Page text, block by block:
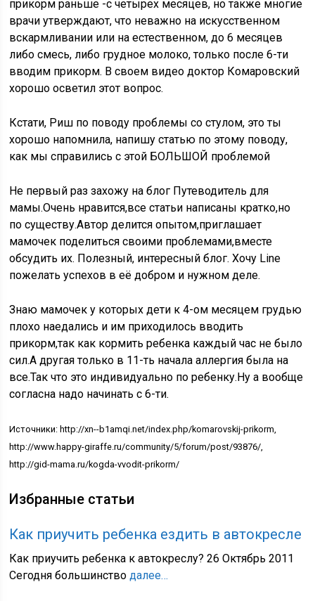
прикорм раньше -с четырех месяцев, но также многие
врачи утверждают, что неважно на искусственном
вскармливании или на естественном, до 6 месяцев
либо смесь, либо грудное молоко, только после 6-ти
вводим прикорм. В своем видео доктор Комаровский
хорошо осветил этот вопрос.
Кстати, Риш по поводу проблемы со стулом, это ты
хорошо напомнила, напишу статью по этому поводу,
как мы справились с этой БОЛЬШОЙ проблемой
Не первый раз захожу на блог Путеводитель для
мамы.Очень нравится,все статьи написаны кратко,но
по существу.Автор делится опытом,приглашает
мамочек поделиться своими проблемами,вместе
обсудить их. Полезный, интересный блог. Хочу Line
пожелать успехов в её добром и нужном деле.
Знаю мамочек у которых дети к 4-ом месяцем грудью
плохо наедались и им приходилось вводить
прикорм,так как кормить ребенка каждый час не было
сил.А другая только в 11-ть начала аллергия была на
все.Так что это индивидуально по ребенку.Ну а вообще
согласна надо начинать с 6-ти.
Источники: http://xn--b1amqi.net/index.php/komarovskij-prikorm,
http://www.happy-giraffe.ru/community/5/forum/post/93876/,
http://gid-mama.ru/kogda-vvodit-prikorm/
Избранные статьи
Как приучить ребенка ездить в автокресле
Как приучить ребенка к автокреслу? 26 Октябрь 2011
Сегодня большинстводалее…